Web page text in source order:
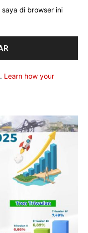
di browser ini
Learn how your